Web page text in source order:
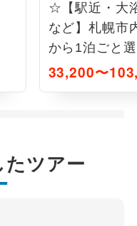
☆【駅近・大
など】札幌市
から1泊ごと
33,200〜
たツアー